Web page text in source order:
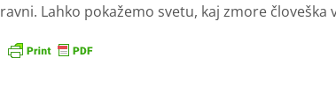
ravni. Lahko pokažemo svetu, kaj zmore človeška